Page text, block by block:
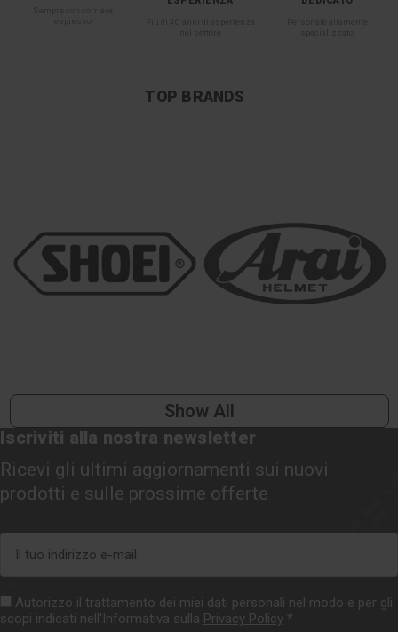
TOP BRANDS
Show All
Iscriviti alla nostra newsletter
Ricevi gli ultimi aggiornamenti sui nuovi
prodotti e sulle prossime offerte
mail
Autorizzo il trattamento dei miei dati personali nel modo e per gli
scopi indicati nell'Informativa sulla Privacy Policy *